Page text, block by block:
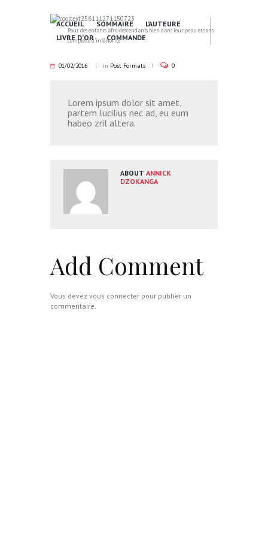
Pour des enfants afro-descendants bien dans leur peau et sans
complexe d'infériorité
ACCUEIL SOMMAIRE
L’AUTEURE
LIVRE D’OR
COMMANDE
01/02/2016 in Post Formats 0
Lorem ipsum dolor sit amet,
partem lucilius nec ad, eu eum
habeo zril altera.
ABOUTANNICK
DZOKANGA
Add Comment
Vous devez vous connecter pour publier un
commentaire.